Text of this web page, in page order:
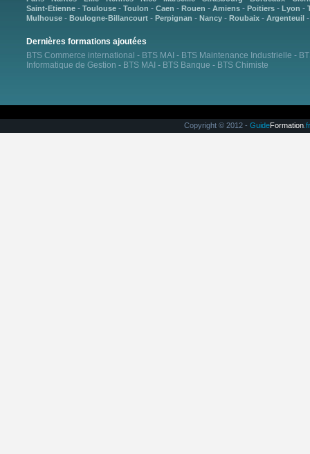
Saint-Etienne- Toulouse- Toulon - Caen - Rouen - Amiens- Poitiers- Lyon -
Mulhouse- Boulogne-Billancourt- Perpignan - Nancy- Roubaix- Argenteuil
Dernières formations ajoutées
BTS Commerce international - BTS MAI - BTS Maintenance Industrielle -
Informatique de Gestion - BTS MAI - BTS Banque - BTS Chimiste
Copyright © 2012 - GuideFormation.fr